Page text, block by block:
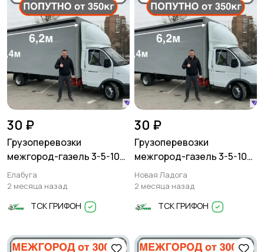
30 ₽
Грузоперевозки
межгород-газель 3-5-10
тонн
Елабуга
2 месяца назад
ТСК ГРИФОН
30 ₽
Грузоперевозки
межгород-газель 3-5-10
тонн
Новая Ладога
2 месяца назад
ТСК ГРИФОН